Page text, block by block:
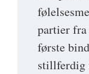
partier fra
første
stillferdig